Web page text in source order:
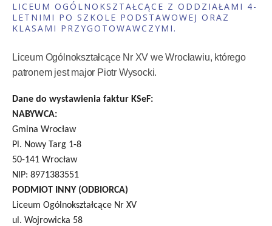
LICEUM OGÓLNOKSZTAŁCĄCE Z ODDZIAŁAMI 4-
LETNIMI PO SZKOLE PODSTAWOWEJ ORAZ
KLASAMI PRZYGOTOWAWCZYMI.
Liceum Ogólnokształcące Nr XV we Wrocławiu, którego
patronem jest major Piotr Wysocki.
Dane do wystawienia faktur KSeF:
NABYWCA:
Gmina Wrocław
Pl. Nowy Targ 1-8
50-141 Wrocław
NIP: 8971383551
PODMIOT INNY (ODBIORCA)
Liceum Ogólnokształcące Nr XV
ul. Wojrowicka 58